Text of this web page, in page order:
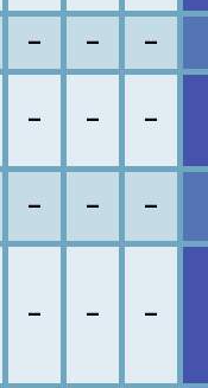
– – –
– – –
– – –
– – –